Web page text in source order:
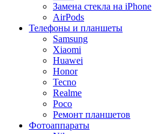
Замена стекла на iPhone
AirPods
Телефоны и планшеты
Samsung
Xiaomi
Huawei
Honor
Tecno
Realme
Poco
Ремонт планшетов
Фотоаппараты